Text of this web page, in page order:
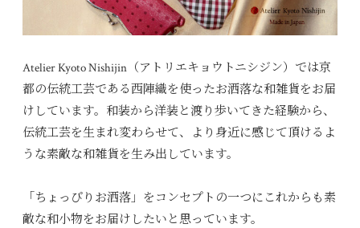
Atelier Kyoto Nishijin（アトリエキョウトニシジン）では京
都の伝統工芸である西陣織を使ったお洒落な和雑貨をお届
けしています。和装から洋装と渡り歩いてきた経験から、
伝統工芸を生まれ変わらせて、より身近に感じて頂けるよ
うな素敵な和雑貨を生み出しています。
「ちょっぴりお洒落」をコンセプトの一つにこれからも素
敵な和小物をお届けしたいと思っています。